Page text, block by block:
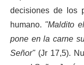
decisiones de los
humano. "Maldito
pone en la carne
Señor"(Jr 17,5).